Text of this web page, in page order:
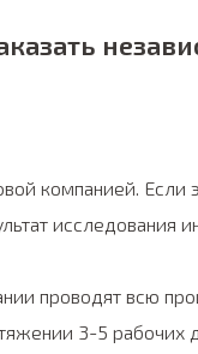
компанией.
исследования
проводят всю
3-5